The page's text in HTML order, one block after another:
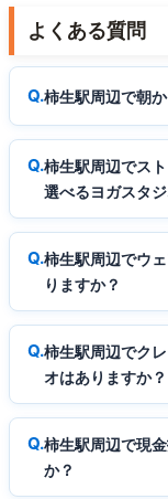
よくある質問
柿生駅周辺で朝
柿生駅周辺でス
選べるヨガスタ
柿生駅周辺でウ
りますか？
柿生駅周辺でク
オはありますか？
柿生駅周辺で現
か？